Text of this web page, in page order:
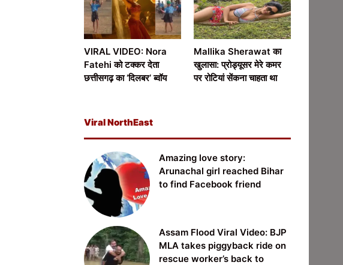
VIRAL VIDEO: Nora
Fatehi को टक्कर देता
छत्तीसगढ़ का ‘दिलबर’ ब्वॉय
Mallika Sherawat का
खुलासा: प्रोड्यूसर मेरे कमर
पर रोटियां सेंकना चाहता था
Viral NorthEast
Amazing love story:
Arunachal girl reached Bihar
to find Facebook friend
Assam Flood Viral Video: BJP
MLA takes piggyback ride on
rescue worker’s back to